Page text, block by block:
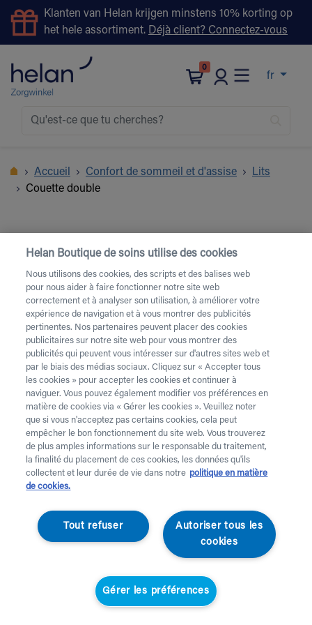
Klanten van Helan krijgen minstens 10% korting op
het hele assortiment. Déjà client? Connectez-vous
0
fr
Accueil Confort de sommeil et d'assise
Lits
Couette double
Duvatex
Couette double
Couette en coton Duvatex - 220 x 240 cm
Helan Boutique de soins utilise des cookies
Nous utilisons des cookies, des scripts et des balises web
pour nous aider à faire fonctionner notre site web
correctement et à analyser son utilisation, à améliorer votre
expérience de navigation et à vous montrer des publicités
pertinentes. Nos partenaires peuvent placer des cookies
publicitaires sur notre site web pour vous montrer des
publicités qui peuvent vous intéresser sur d'autres sites web et
par le biais des médias sociaux. Cliquez sur « Accepter tous
les cookies » pour accepter les cookies et continuer à
naviguer. Vous pouvez également modifier vos préférences en
matière de cookies via « Gérer les cookies ». Veuillez noter
que si vous n'acceptez pas certains cookies, cela peut
empêcher le bon fonctionnement du site web. Vous trouverez
de plus amples informations sur le responsable du traitement,
la finalité du placement de ces cookies, les données qu'ils
collectent et leur durée de vie dans notre politique en matière
de cookies.
Autoriser tous les
cookies
Tout refuser
Gérer les préférences